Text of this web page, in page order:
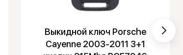
Выкидной ключ Porsche
Cayenne 2003-2011 3+1